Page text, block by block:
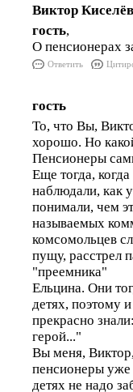
Виктор Киселёв
гость,
О пенсионерах
Ответить
гость
То, что Вы,
хорошо. Но
Пенсионеры
Еще тогда,
наблюдали, как
понимали, чем
называемых
комсомольцев
пущу, расстрел
"преемника"
Ельцина. Они
детях, поэтому
прекрасно
герой..."
Вы меня,
пенсионеры уже
детях не надо